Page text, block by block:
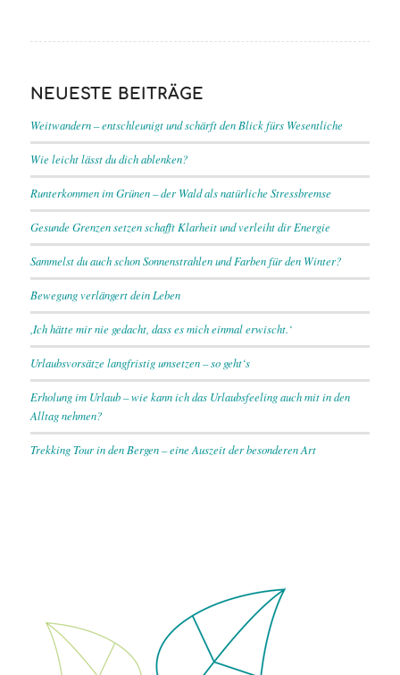
NEUESTE BEITRÄGE
Weitwandern – entschleunigt und schärft den Blick fürs Wesentliche
Wie leicht lässt du dich ablenken?
Runterkommen im Grünen – der Wald als natürliche Stressbremse
Gesunde Grenzen setzen schafft Klarheit und verleiht dir Energie
Sammelst du auch schon Sonnenstrahlen und Farben für den Winter?
Bewegung verlängert dein Leben
,Ich hätte mir nie gedacht, dass es mich einmal erwischt.‘
Urlaubsvorsätze langfristig umsetzen – so geht‘s
Erholung im Urlaub – wie kann ich das Urlaubsfeeling auch mit in den
Alltag nehmen?
Trekking Tour in den Bergen – eine Auszeit der besonderen Art